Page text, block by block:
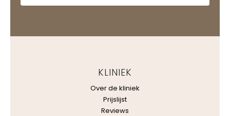
KLINIEK
Over de kliniek
Prijslijst
Reviews